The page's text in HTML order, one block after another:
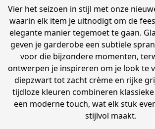
Vier het seizoen in stijl met onze
waarin elk item je uitnodigt om de
elegante manier tegemoet te gaan.
geven je garderobe een subtiele
voor die bijzondere momenten,
ontwerpen je inspireren om je look te
diepzwart tot zacht crème en rijke
tijdloze kleuren combineren
een moderne touch, wat elk stuk
stijlvol maakt.